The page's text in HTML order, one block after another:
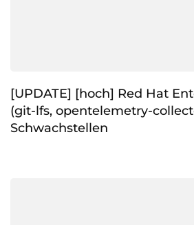
[UPDATE] [hoch] Red Hat
(git-lfs, opentelemetry-
Schwachstellen